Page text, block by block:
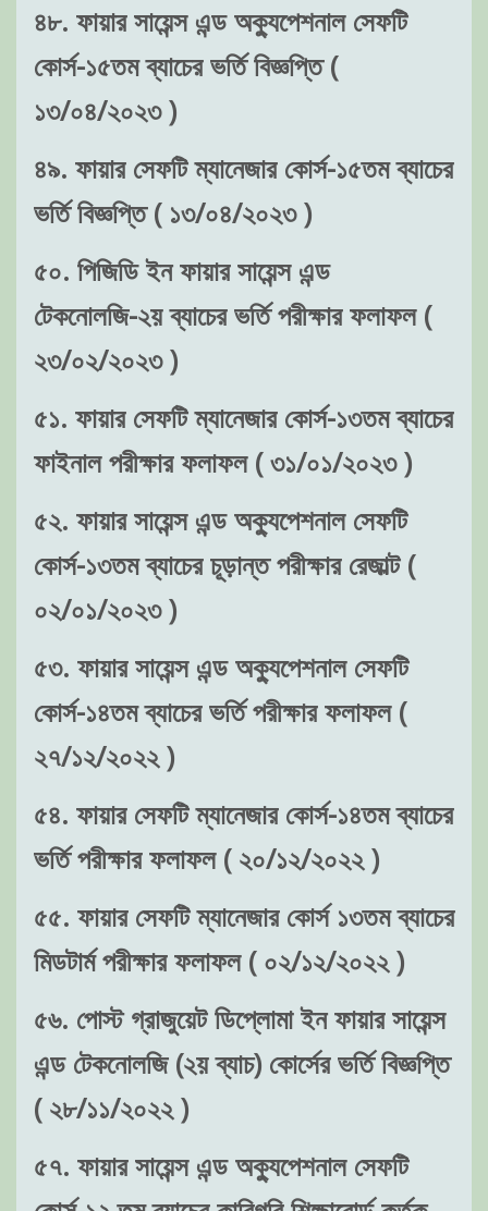
৪৮. ফায়ার সায়েন্স এন্ড অক্যুপেশনাল সেফটি
কোর্স-১৫তম ব্যাচের ভর্তি বিজ্ঞপ্তি (
১৩/০৪/২০২৩ )
৪৯. ফায়ার সেফটি ম্যানেজার কোর্স-১৫তম ব্যাচের
ভর্তি বিজ্ঞপ্তি ( ১৩/০৪/২০২৩ )
৫০. পিজিডি ইন ফায়ার সায়েন্স এন্ড
টেকনোলজি-২য় ব্যাচের ভর্তি পরীক্ষার ফলাফল (
২৩/০২/২০২৩ )
৫১. ফায়ার সেফটি ম্যানেজার কোর্স-১৩তম ব্যাচের
ফাইনাল পরীক্ষার ফলাফল ( ৩১/০১/২০২৩ )
৫২. ফায়ার সায়েন্স এন্ড অক্যুপেশনাল সেফটি
কোর্স-১৩তম ব্যাচের চূড়ান্ত পরীক্ষার রেজাল্ট (
০২/০১/২০২৩ )
৫৩. ফায়ার সায়েন্স এন্ড অক্যুপেশনাল সেফটি
কোর্স-১৪তম ব্যাচের ভর্তি পরীক্ষার ফলাফল (
২৭/১২/২০২২ )
৫৪. ফায়ার সেফটি ম্যানেজার কোর্স-১৪তম ব্যাচের
ভর্তি পরীক্ষার ফলাফল ( ২০/১২/২০২২ )
৫৫. ফায়ার সেফটি ম্যানেজার কোর্স ১৩তম ব্যাচের
মিডটার্ম পরীক্ষার ফলাফল ( ০২/১২/২০২২ )
৫৬. পোস্ট গ্রাজুয়েট ডিপ্লোমা ইন ফায়ার সায়েন্স
এন্ড টেকনোলজি (২য় ব্যাচ) কোর্সের ভর্তি বিজ্ঞপ্তি
( ২৮/১১/২০২২ )
৫৭. ফায়ার সায়েন্স এন্ড অক্যুপেশনাল সেফটি